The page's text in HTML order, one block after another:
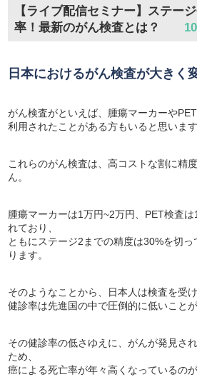
【ライブ配信セミナー】ステー
率！最新のがん検査とは？
日本におけるがん検査が大きく
がん検査がといえば、腫瘍マーカーや
利用されたことがある方もいると思います
これらのがん検査は、高コストな割に精
ん。
腫瘍マーカーは1万円~2万円、PET検査
れており、
ともにステージ2までの精度は30%を切
ります。
そのようなことから、日本人は検査を受
健診率は先進国の中で圧倒的に低いこと
その健診率の低さゆえに、がんが発見さ
ため、
癌による死亡率が年々高くなっているのが